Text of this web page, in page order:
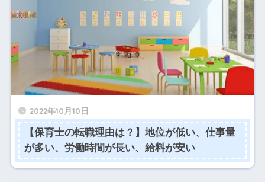
2022年10月10日
【保育士の転職理由は？】地位が低い、仕事量
が多い、労働時間が長い、給料が安い